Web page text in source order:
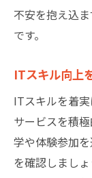
不安を抱え込
です。
ITスキル向上
ITスキルを着
サービスを積
学や体験参加
を確認しまし